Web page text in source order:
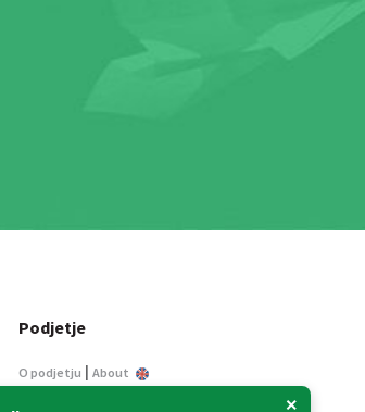
×
Podjetje
O podjetju | About